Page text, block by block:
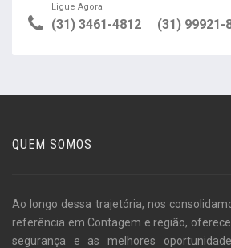
Ligue Agora
(31) 3461-4812 (31) 99921-
QUEM SOMOS
Ao longo dessa trajetória, nos
referência em Contagem e região,
segurança e as melhores